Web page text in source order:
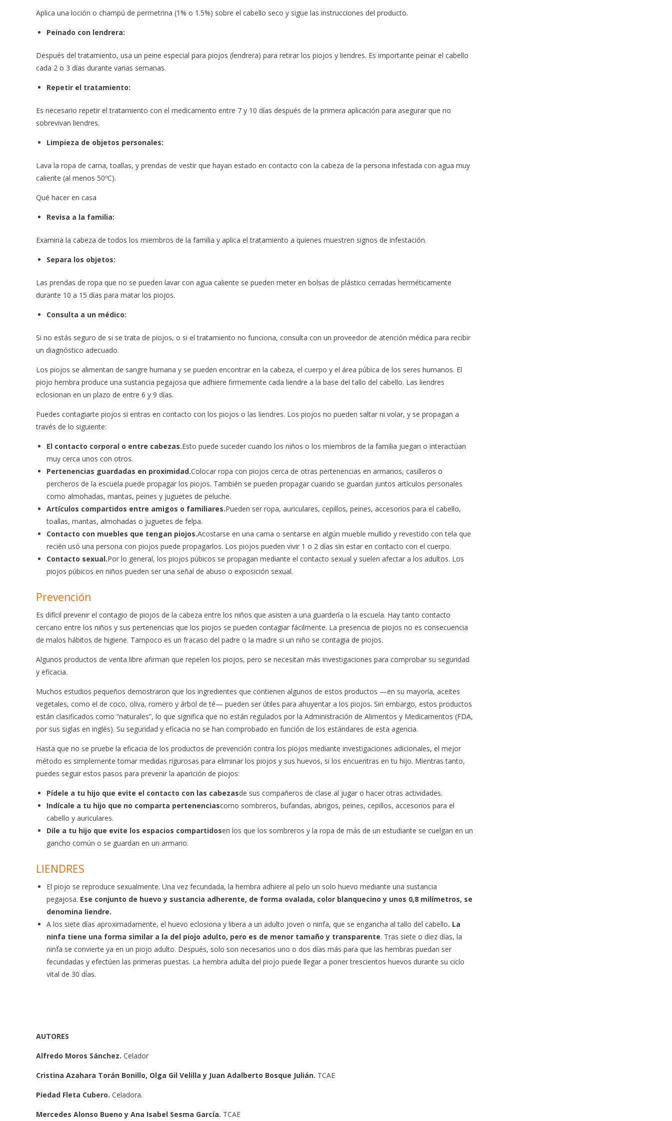
Aplica una loción o champú de permetrina (1% o 1.5%) sobre el cabello seco y sigue las instrucciones del producto.
Peinado con lendrera:
Después del tratamiento, usa un peine especial para piojos (lendrera) para retirar los piojos y liendres. Es importante peinar el cabello
cada 2 o 3 días durante varias semanas.
Repetir el tratamiento:
Es necesario repetir el tratamiento con el medicamento entre 7 y 10 días después de la primera aplicación para asegurar que no
sobrevivan liendres.
Limpieza de objetos personales:
Lava la ropa de cama, toallas, y prendas de vestir que hayan estado en contacto con la cabeza de la persona infestada con agua muy
caliente (al menos 50ºC).
Qué hacer en casa
Revisa a la familia:
Examina la cabeza de todos los miembros de la familia y aplica el tratamiento a quienes muestren signos de infestación.
Separa los objetos:
Las prendas de ropa que no se pueden lavar con agua caliente se pueden meter en bolsas de plástico cerradas herméticamente
durante 10 a 15 días para matar los piojos.
Consulta a un médico:
Si no estás seguro de si se trata de piojos, o si el tratamiento no funciona, consulta con un proveedor de atención médica para recibir
un diagnóstico adecuado.
Los piojos se alimentan de sangre humana y se pueden encontrar en la cabeza, el cuerpo y el área púbica de los seres humanos. El
piojo hembra produce una sustancia pegajosa que adhiere firmemente cada liendre a la base del tallo del cabello. Las liendres
eclosionan en un plazo de entre 6 y 9 días.
Puedes contagiarte piojos si entras en contacto con los piojos o las liendres. Los piojos no pueden saltar ni volar, y se propagan a
través de lo siguiente:
El contacto corporal o entre cabezas.Esto puede suceder cuando los niños o los miembros de la familia juegan o interactúan
muy cerca unos con otros.
Pertenencias guardadas en proximidad.Colocar ropa con piojos cerca de otras pertenencias en armarios, casilleros o
percheros de la escuela puede propagar los piojos. También se pueden propagar cuando se guardan juntos artículos personales
como almohadas, mantas, peines y juguetes de peluche.
Artículos compartidos entre amigos o familiares.Pueden ser ropa, auriculares, cepillos, peines, accesorios para el cabello,
toallas, mantas, almohadas o juguetes de felpa.
Contacto con muebles que tengan piojos.Acostarse en una cama o sentarse en algún mueble mullido y revestido con tela que
recién usó una persona con piojos puede propagarlos. Los piojos pueden vivir 1 o 2 días sin estar en contacto con el cuerpo.
Contacto sexual.Por lo general, los piojos púbicos se propagan mediante el contacto sexual y suelen afectar a los adultos. Los
piojos púbicos en niños pueden ser una señal de abuso o exposición sexual.
Prevención
Es difícil prevenir el contagio de piojos de la cabeza entre los niños que asisten a una guardería o la escuela. Hay tanto contacto
cercano entre los niños y sus pertenencias que los piojos se pueden contagiar fácilmente. La presencia de piojos no es consecuencia
de malos hábitos de higiene. Tampoco es un fracaso del padre o la madre si un niño se contagia de piojos.
Algunos productos de venta libre afirman que repelen los piojos, pero se necesitan más investigaciones para comprobar su seguridad
y eficacia.
Muchos estudios pequeños demostraron que los ingredientes que contienen algunos de estos productos —en su mayoría, aceites
vegetales, como el de coco, oliva, romero y árbol de té— pueden ser útiles para ahuyentar a los piojos. Sin embargo, estos productos
están clasificados como “naturales”, lo que significa que no están regulados por la Administración de Alimentos y Medicamentos (FDA,
por sus siglas en inglés). Su seguridad y eficacia no se han comprobado en función de los estándares de esta agencia.
Hasta que no se pruebe la eficacia de los productos de prevención contra los piojos mediante investigaciones adicionales, el mejor
método es simplemente tomar medidas rigurosas para eliminar los piojos y sus huevos, si los encuentras en tu hijo. Mientras tanto,
puedes seguir estos pasos para prevenir la aparición de piojos:
Pídele a tu hijo que evite el contacto con las cabezasde sus compañeros de clase al jugar o hacer otras actividades.
Indícale a tu hijo que no comparta pertenenciascomo sombreros, bufandas, abrigos, peines, cepillos, accesorios para el
cabello y auriculares.
Dile a tu hijo que evite los espacios compartidosen los que los sombreros y la ropa de más de un estudiante se cuelgan en un
gancho común o se guardan en un armario.
LIENDRES
El piojo se reproduce sexualmente. Una vez fecundada, la hembra adhiere al pelo un solo huevo mediante una sustancia
pegajosa. Ese conjunto de huevo y sustancia adherente, de forma ovalada, color blanquecino y unos 0,8 milímetros, se
denomina liendre.
A los siete días aproximadamente, el huevo eclosiona y libera a un adulto joven o ninfa, que se engancha al tallo del cabello. La
ninfa tiene una forma similar a la del piojo adulto, pero es de menor tamaño y transparente. Tras siete o diez días, la
ninfa se convierte ya en un piojo adulto. Después, solo son necesarios uno o dos días más para que las hembras puedan ser
fecundadas y efectúen las primeras puestas. La hembra adulta del piojo puede llegar a poner trescientos huevos durante su ciclo
vital de 30 días.
AUTORES
Alfredo Moros Sánchez. Celador
Cristina Azahara Torán Bonillo, Olga Gil Velilla y Juan Adalberto Bosque Julián. TCAE
Piedad Fleta Cubero. Celadora.
Mercedes Alonso Bueno y Ana Isabel Sesma García. TCAE